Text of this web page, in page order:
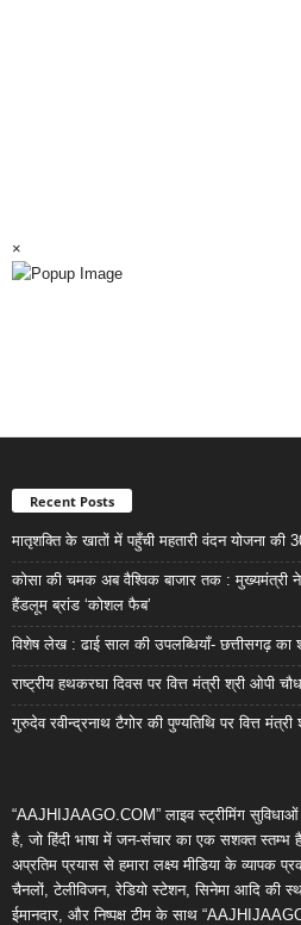
×
Recent Posts
मातृशक्ति के खातों में पहुँची महतारी वंदन योजना की
कोसा की चमक अब वैश्विक बाजार तक : मुख्यमंत्री ने
हैंडलूम ब्रांड ‘कोशल फैब’
विशेष लेख : ढाई साल की उपलब्धियाँ- छत्तीसगढ़
राष्ट्रीय हथकरघा दिवस पर वित्त मंत्री श्री ओपी
गुरुदेव रवीन्द्रनाथ टैगोर की पुण्यतिथि पर वित्त
“AAJHIJAAGO.COM” लाइव स्ट्रीमिंग
है, जो हिंदी भाषा में जन-संचार का एक सशक्त
अप्रतिम प्रयास से हमारा लक्ष्य मीडिया के व्यापक
चैनलों, टेलीविजन, रेडियो स्टेशन, सिनेमा आदि की
ईमानदार, और निष्पक्ष टीम के साथ